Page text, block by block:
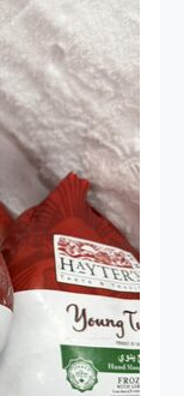
va yangi
mumkin.
Boxed Halal
Halal,
saytlar halol
kurka va
qiladi.
va
uchun